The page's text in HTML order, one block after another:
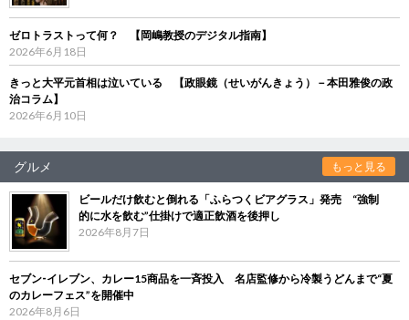
ゼロトラストって何？ 【岡嶋教授のデジタル指南】
2026年6月18日
きっと大平元首相は泣いている 【政眼鏡（せいがんきょう）－本田雅俊の政
治コラム】
2026年6月10日
グルメ もっと見る
ビールだけ飲むと倒れる「ふらつくビアグラス」発売 “強制
的に水を飲む”仕掛けで適正飲酒を後押し
2026年8月7日
セブン‐イレブン、カレー15商品を一斉投入 名店監修から冷製うどんまで“夏
のカレーフェス”を開催中
2026年8月6日